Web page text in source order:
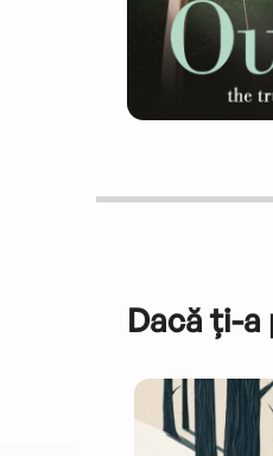
Dacă ți-